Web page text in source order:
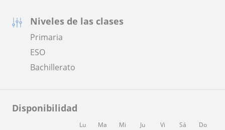
Niveles de las clases
Primaria
ESO
Bachillerato
Disponibilidad
Lu Ma Mi Ju Vi Sá
Do